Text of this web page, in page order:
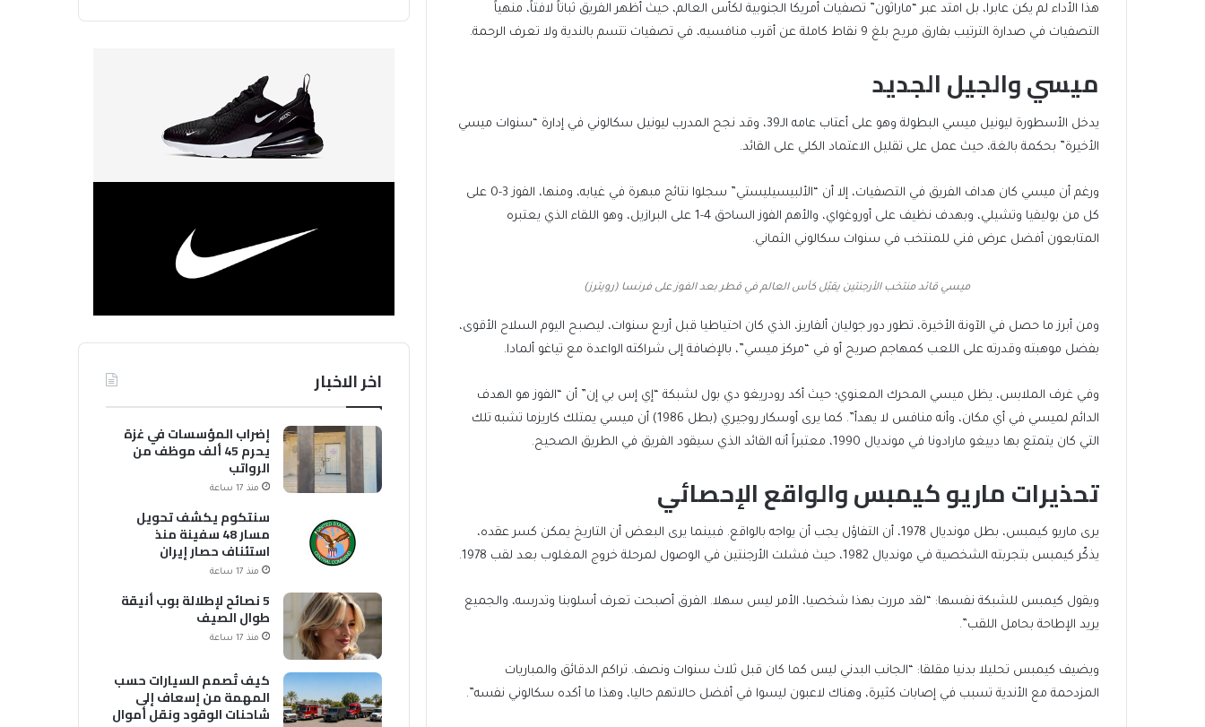
هذا الأداء لم يكن عابرا، بل امتد عبر “ماراثون” تصفيات أمريكا الجنوبية لكأس العالم، حيث أظهر الفريق ثباتاً لافتاً، منهياً
التصفيات في صدارة الترتيب بفارق مريح بلغ 9 نقاط كاملة عن أقرب منافسيه، في تصفيات تتسم بالندية ولا تعرف الرحمة.
ميسي والجيل الجديد
يدخل الأسطورة ليونيل ميسي البطولة وهو على أعتاب عامه الـ39، وقد نجح المدرب ليونيل سكالوني في إدارة “سنوات ميسي
الأخيرة” بحكمة بالغة، حيث عمل على تقليل الاعتماد الكلي على القائد.
ورغم أن ميسي كان هداف الفريق في التصفيات، إلا أن “الألبيسيليستي” سجلوا نتائج مبهرة في غيابه، ومنها، الفوز 3-0 على
كل من بوليفيا وتشيلي، وبهدف نظيف على أوروغواي، والأهم الفوز الساحق 4-1 على البرازيل، وهو اللقاء الذي يعتبره
المتابعون أفضل عرض فني للمنتخب في سنوات سكالوني الثماني.
ميسي قائد منتخب الأرجنتين يقبّل كأس العالم في قطر بعد الفوز على فرنسا (رويترز)
ومن أبرز ما حصل في الآونة الأخيرة، تطور دور جوليان ألفاريز، الذي كان احتياطيا قبل أربع سنوات، ليصبح اليوم السلاح الأقوى،
بفضل موهبته وقدرته على اللعب كمهاجم صريح أو في “مركز ميسي”، بالإضافة إلى شراكته الواعدة مع تياغو ألمادا.
وفي غرف الملابس، يظل ميسي المحرك المعنوي؛ حيث أكد رودريغو دي بول لشبكة “إي إس بي إن” أن “الفوز هو الهدف
الدائم لميسي في أي مكان، وأنه منافس لا يهدأ”. كما يرى أوسكار روجيري (بطل 1986) أن ميسي يمتلك كاريزما تشبه تلك
التي كان يتمتع بها دييغو مارادونا في مونديال 1990، معتبراً أنه القائد الذي سيقود الفريق في الطريق الصحيح.
تحذيرات ماريو كيمبس والواقع الإحصائي
يرى ماريو كيمبس، بطل مونديال 1978، أن التفاؤل يجب أن يواجه بالواقع. فبينما يرى البعض أن التاريخ يمكن كسر عقده،
يذكّر كيمبس بتجربته الشخصية في مونديال 1982، حيث فشلت الأرجنتين في الوصول لمرحلة خروج المغلوب بعد لقب 1978.
ويقول كيمبس للشبكة نفسها: “لقد مررت بهذا شخصيا، الأمر ليس سهلا. الفرق أصبحت تعرف أسلوبنا وتدرسه، والجميع
يريد الإطاحة بحامل اللقب”.
ويضيف كيمبس تحليلا بدنيا مقلقا: “الجانب البدني ليس كما كان قبل ثلاث سنوات ونصف. تراكم الدقائق والمباريات
المزدحمة مع الأندية تسبب في إصابات كثيرة، وهناك لاعبون ليسوا في أفضل حالاتهم حاليا، وهذا ما أكده سكالوني نفسه”.
اخر الاخبار
إضراب المؤسسات في غزة
يحرم 45 ألف موظف من
الرواتب
منذ 17 ساعة
سنتكوم يكشف تحويل
مسار 48 سفينة منذ
استئناف حصار إيران
منذ 17 ساعة
5 نصائح لإطلالة بوب أنيقة
طوال الصيف
منذ 17 ساعة
كيف تُصمم السيارات حسب
المهمة من إسعاف إلى
شاحنات الوقود ونقل أموال